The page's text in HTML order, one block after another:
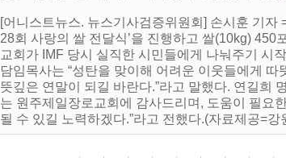
[어니스트뉴스. 뉴스기사검증위원회] 손시훈 기자
28회 사랑의 쌀 전달식’을 진행하고 쌀(10kg)
교회가 IMF 당시 실직한 시민들에게 나눠주기 시
담임목사는 “성탄을 맞이해 어려운 이웃들에게
뜻깊은 연말이 되길 바란다.”라고 말했다. 연길희
는 원주제일장로교회에 감사드리며, 도움이 필요
될 수 있길 노력하겠다.”라고 전했다.(자료제공=